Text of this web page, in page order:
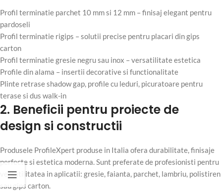
Profil terminatie parchet 10 mm si 12 mm – finisaj elegant pentru
pardoseli
Profil terminatie rigips – solutii precise pentru placari din gips
carton
Profil terminatie gresie negru sau inox – versatilitate estetica
Profile din alama – insertii decorative si functionalitate
Plinte retrase shadow gap, profile cu leduri, picuratoare pentru
terase si dus walk-in
2. Beneficii pentru proiecte de
design si constructii
Produsele ProfileXpert produse in Italia ofera durabilitate, finisaje
perfecte si estetica moderna. Sunt preferate de profesionisti pentru
versatilitatea in aplicatii: gresie, faianta, parchet, lambriu, polistiren
sau gips carton.